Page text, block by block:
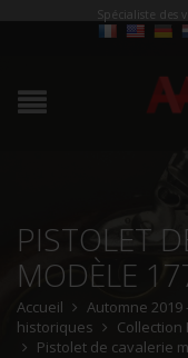
Spécialiste des
PISTOLET
MODÈLE
Accueil
Automne
historiques
Collection
Pistolet de cavalerie